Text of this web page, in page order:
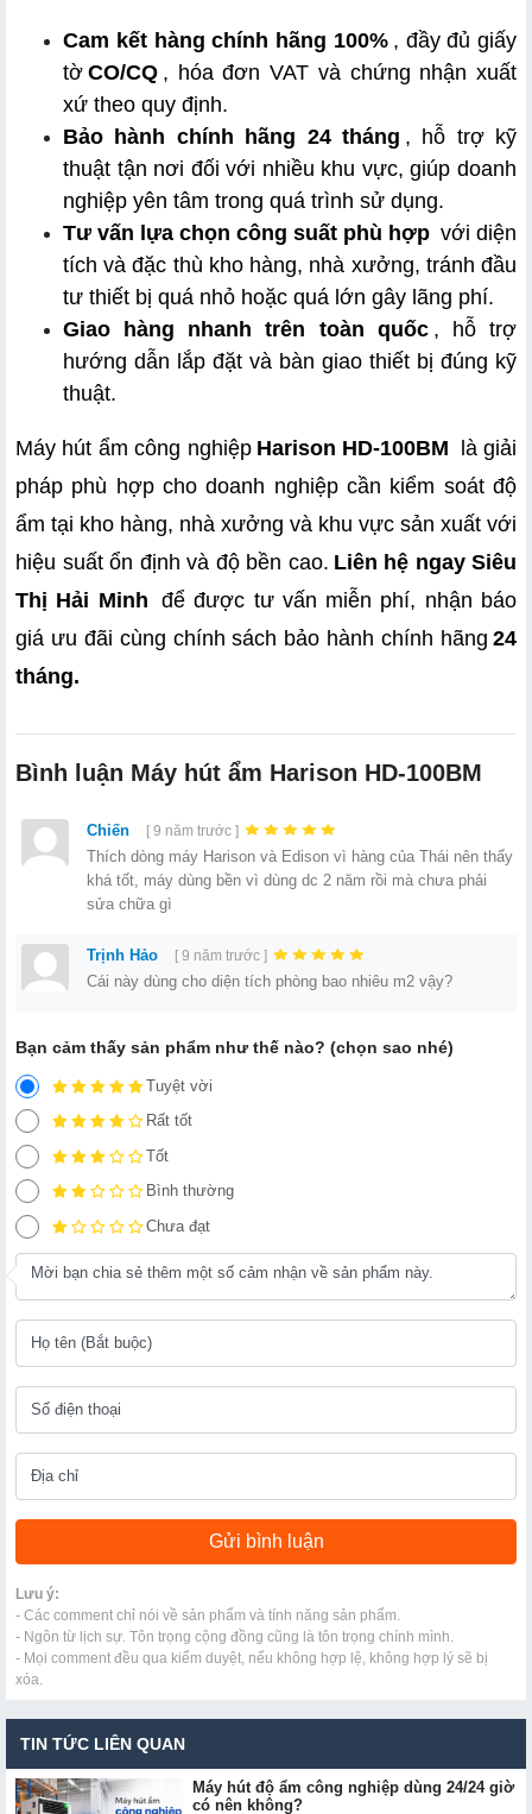
Cam kết hàng chính hãng 100% , đầy đủ giấy
tờ CO/CQ , hóa đơn VAT và chứng nhận xuất
xứ theo quy định.
Bảo hành chính hãng 24 tháng , hỗ trợ kỹ
thuật tận nơi đối với nhiều khu vực, giúp doanh
nghiệp yên tâm trong quá trình sử dụng.
Tư vấn lựa chọn công suất phù hợp với diện
tích và đặc thù kho hàng, nhà xưởng, tránh đầu
tư thiết bị quá nhỏ hoặc quá lớn gây lãng phí.
Giao hàng nhanh trên toàn quốc , hỗ trợ
hướng dẫn lắp đặt và bàn giao thiết bị đúng kỹ
thuật.
Máy hút ẩm công nghiệp Harison HD-100BM là giải
pháp phù hợp cho doanh nghiệp cần kiểm soát độ
ẩm tại kho hàng, nhà xưởng và khu vực sản xuất với
hiệu suất ổn định và độ bền cao. Liên hệ ngay Siêu
Thị Hải Minh để được tư vấn miễn phí, nhận báo
giá ưu đãi cùng chính sách bảo hành chính hãng 24
tháng.
Bình luận Máy hút ẩm Harison HD-100BM
Chiến [ 9 năm trước ]
Thích dòng máy Harison và Edison vì hàng của Thái nên thấy
khá tốt, máy dùng bền vì dùng dc 2 năm rồi mà chưa phải
sửa chữa gì
Trịnh Hảo [ 9 năm trước ]
Cái này dùng cho diện tích phòng bao nhiêu m2 vậy?
Bạn cảm thấy sản phẩm như thế nào? (chọn sao nhé)
Tuyệt vời
Rất tốt
Tốt
Bình thường
Chưa đạt
Lưu ý:
- Các comment chỉ nói về sản phẩm và tính năng sản phẩm.
- Ngôn từ lịch sự. Tôn trọng cộng đồng cũng là tôn trọng chính mình.
- Mọi comment đều qua kiểm duyệt, nếu không hợp lệ, không hợp lý sẽ bị
xóa.
TIN TỨC LIÊN QUAN
Máy hút độ ẩm công nghiệp dùng 24/24 giờ
có nên không?